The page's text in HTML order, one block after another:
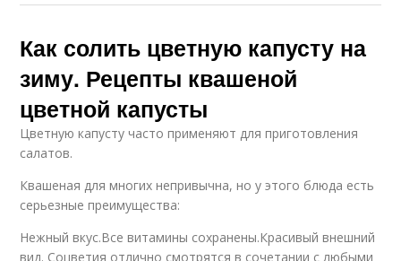
Как солить цветную капусту на
зиму. Рецепты квашеной
цветной капусты
Цветную капусту часто применяют для приготовления
салатов.
Квашеная для многих непривычна, но у этого блюда есть
серьезные преимущества:
Нежный вкус.Все витамины сохранены.Красивый внешний
вид. Соцветия отлично смотрятся в сочетании с любыми